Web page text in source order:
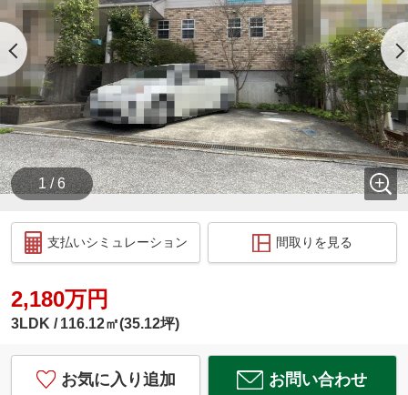
1 / 6
支払いシミュレーション 間取りを見る
2,180万円
3LDK 116.12㎡(35.12坪)
お気に入り追加 お問い合わせ